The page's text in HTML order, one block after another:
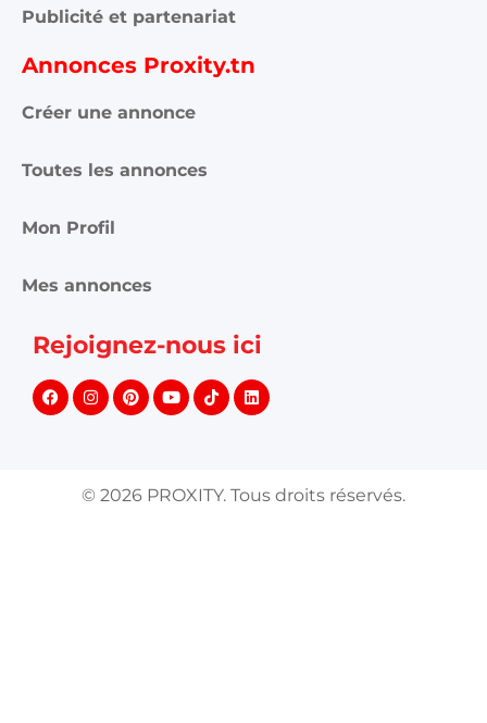
Publicité et partenariat
Annonces Proxity.tn
Créer une annonce
Toutes les annonces
Mon Profil
Mes annonces
Rejoignez-nous ici
© 2026 PROXITY. Tous droits réservés.